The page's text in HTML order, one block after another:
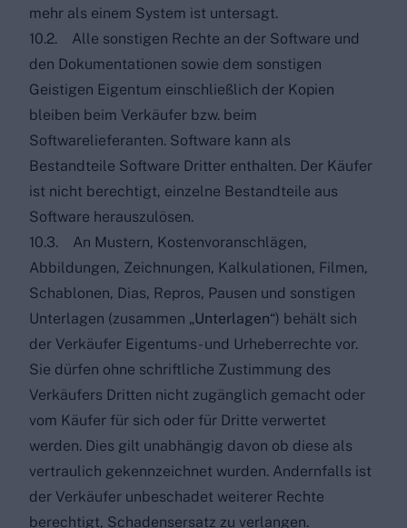
mehr als einem System ist untersagt.
10.2. Alle sonstigen Rechte an der Software und
den Dokumentationen sowie dem sonstigen
Geistigen Eigentum einschließlich der Kopien
bleiben beim Verkäufer bzw. beim
Softwarelieferanten. Software kann als
Bestandteile Software Dritter enthalten. Der Käufer
ist nicht berechtigt, einzelne Bestandteile aus
Software herauszulösen.
10.3. An Mustern, Kostenvoranschlägen,
Abbildungen, Zeichnungen, Kalkulationen, Filmen,
Schablonen, Dias, Repros, Pausen und sonstigen
Unterlagen (zusammen „Unterlagen“) behält sich
der Verkäufer Eigentums- und Urheberrechte vor.
Sie dürfen ohne schriftliche Zustimmung des
Verkäufers Dritten nicht zugänglich gemacht oder
vom Käufer für sich oder für Dritte verwertet
werden. Dies gilt unabhängig davon ob diese als
vertraulich gekennzeichnet wurden. Andernfalls ist
der Verkäufer unbeschadet weiterer Rechte
berechtigt, Schadensersatz zu verlangen.